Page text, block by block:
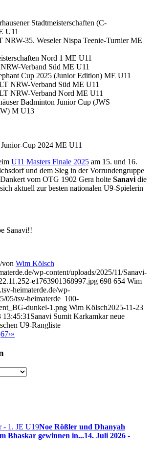
Stadtmeisterschaften (C-
U11
NRW-35. Weseler Nispa Teenie-Turnier ME
Nord 1 ME U11
Verband Süd ME U11
Cup 2025 (Junior Edition) ME U11
NRW-Verband Süd ME U11
NRW-Verband Nord ME U11
Badminton Junior Cup (JWS
M U13
Cup 2024 ME U11
U11 Masters Finale 2025 am 15. und 16.
und dem Sieg in der Vorrundengruppe
vom OTG 1902 Gera holte Sanavi die
aktuell zur besten nationalen U9-Spielerin
Sanavi!!
/von Wim Kölsch
wp-content/uploads/2025/11/Sanavi-
e1763901368997.jpg 698 654 Wim
heimaterde.de/wp-
05/tsv-heimaterde_100-
dunkel-1.png Wim Kölsch2025-11-23
13:45:31 Sanavi Sumit Karkamkar neue
U9-Rangliste
67›»
Noe Rößler und Dhanyah
Bhaskar gewinnen in...14. Juli 2026 -